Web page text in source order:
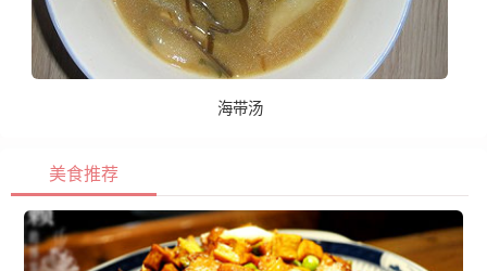
海带汤
美食推荐